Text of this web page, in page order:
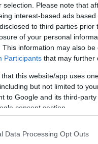
selection. Please note that
interest-based ads
to third parties
of your personal
This information may also
Participants that may further
that this website/app uses
but not limited to
to Google and its third-
consent section.
Data Processing Opt Outs
το ΕΘΝΟΣ στη Google
ΜακΚαν, η
όπου διέμενε
Γιαρντ,όπως
πρόκειται για